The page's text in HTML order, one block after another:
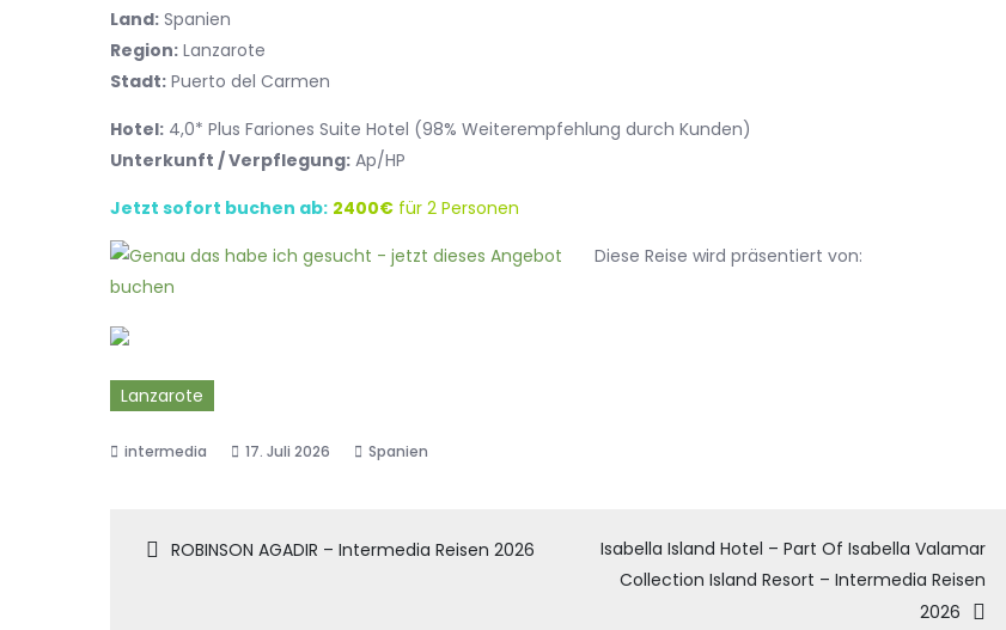
Land: Spanien
Region: Lanzarote
Stadt: Puerto del Carmen
Hotel: 4,0* Plus Fariones Suite Hotel (98% Weiterempfehlung durch Kunden)
Unterkunft / Verpflegung: Ap/HP
Jetzt sofort buchen ab: 2400€ für 2 Personen
Diese Reise wird präsentiert von:
Lanzarote
17. Juli 2026 Spanien
Beitragsnavigation
ROBINSON AGADIR – Intermedia Reisen 2026
Isabella Island Hotel – Part Of Isabella Valamar
Collection Island Resort – Intermedia Reisen
2026